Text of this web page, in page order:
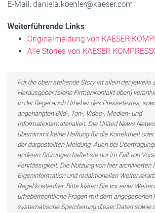
E-Mail: daniela.koehler@kaeser.com
Weiterführende Links
Originalmeldung von KAESER
Alle Stories von KAESER
Für die oben stehende Story ist allein der jeweils
Herausgeber (siehe Firmenkontakt oben)
in der Regel auch Urheber des Pressetextes,
angehängten Bild-, Ton-, Video-, Medien- und
Informationsmaterialien. Die United News
übernimmt keine Haftung für die Korrektheit
der dargestellten Meldung. Auch bei
anderen Störungen haftet sie nur im Fall von
Fahrlässigkeit. Die Nutzung von hier archivierten
Eigeninformation und redaktionellen
Regel kostenfrei. Bitte klären Sie vor einer
urheberrechtliche Fragen mit dem angegebenen
systematische Speicherung dieser Daten sowie